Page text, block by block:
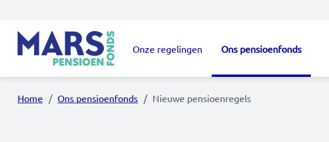
Hoofdnavigatie
Onze regelingen Ons pensioenfonds
Home Ons pensioenfonds Nieuwe pensioenregels